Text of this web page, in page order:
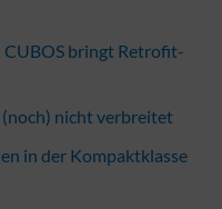
bringt Retrofit-
nicht verbreitet
in der Kompaktklasse